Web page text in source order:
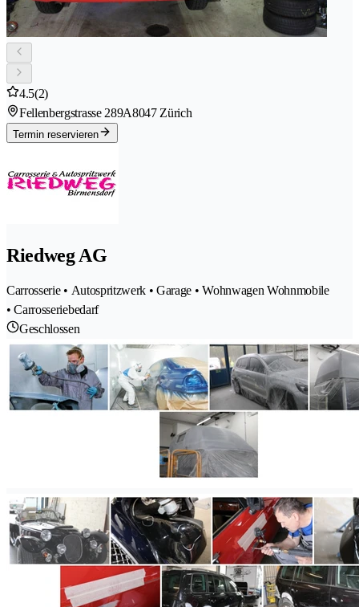
4.5(2)
Fellenbergstrasse 289A8047 Zürich
Termin reservieren
Riedweg AG
Carrosserie • Autospritzwerk • Garage • Wohnwagen Wohnmobile
• Carrosseriebedarf
Geschlossen